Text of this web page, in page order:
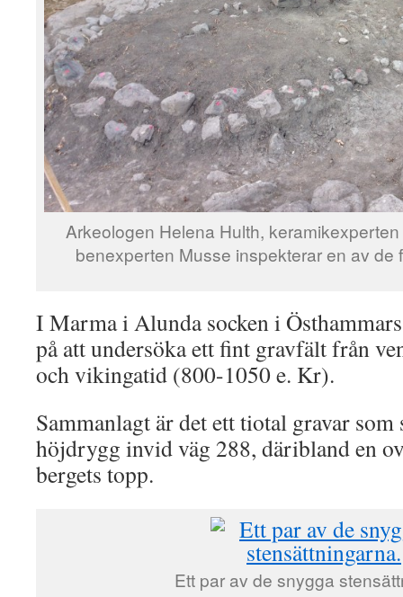
Arkeologen Helena Hulth,
benexperten Musse inspekterar en av de
I Marma i Alunda socken i
på att undersöka ett fint gravfält från
och vikingatid (800-1050 e. Kr).
Sammanlagt är det ett tiotal gravar som
höjdrygg invid väg 288, däribland en
bergets topp.
Ett par av de snygga